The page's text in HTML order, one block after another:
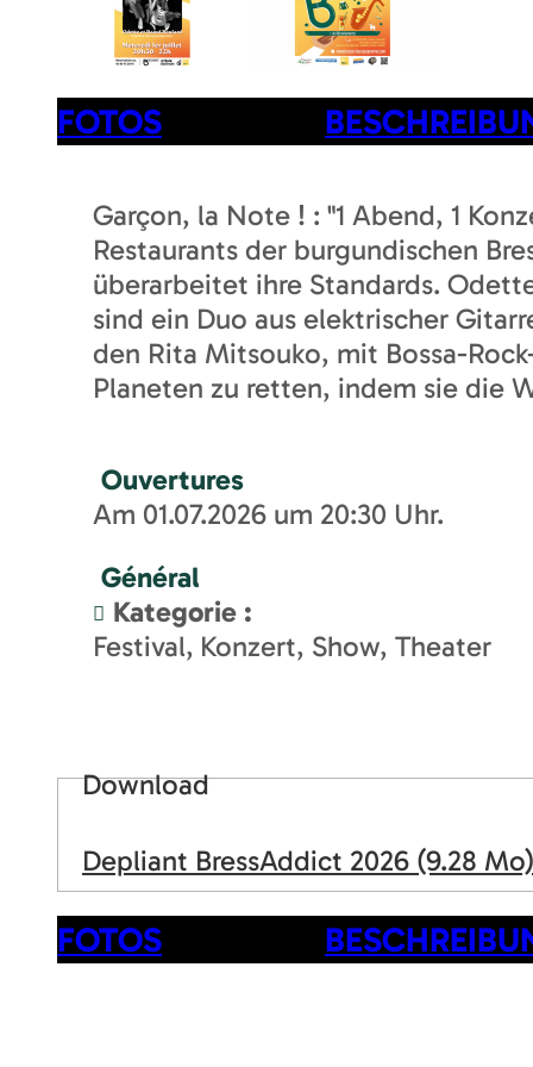
FOTOS
Garçon, la Note ! : "1 Abend, 1
Restaurants der burgundischen
überarbeitet ihre Standards.
sind ein Duo aus elektrischer
den Rita Mitsouko, mit Bossa-
Planeten zu retten, indem sie die
Ouvertures
Am 01.07.2026 um 20:30 Uhr.
Général
Kategorie :
Festival Konzert, Show, Theater
Download
Depliant BressAddict 2026 (9.28 Mo)
FOTOS